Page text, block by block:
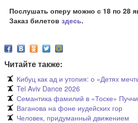
Послушать оперу можно с 18 по 28
Заказ билетов здесь.
Читайте также:
Кибуц как ад и утопия: о «Детях
Tel Aviv Dance 2026
Семантика фамилий в «Тоске»
Ваганова на фоне иудейских гор
Человек, придуманный движением